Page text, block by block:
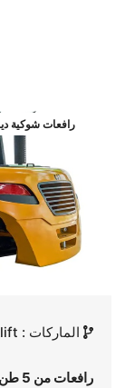
رافعات شوكية
الماركات : UN Forklift
رافعات من 5 طن حتي 7....